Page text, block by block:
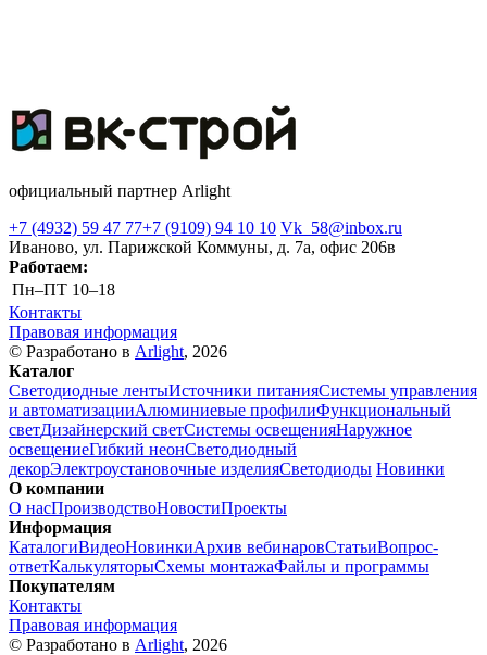
официальный партнер Arlight
+7 (4932) 59 47 77+7 (9109) 94 10 10 Vk_58@inbox.ru
Иваново, ул. Парижской Коммуны, д. 7а, офис 206в
Работаем:
Пн–ПТ 10–18
Контакты
Правовая информация
© Разработано в Arlight, 2026
Каталог
Светодиодные лентыИсточники питанияСистемы управления
и автоматизацииАлюминиевые профилиФункциональный
светДизайнерский светСистемы освещенияНаружное
освещениеГибкий неонСветодиодный
декорЭлектроустановочные изделияСветодиоды Новинки
О компании
О насПроизводствоНовостиПроекты
Информация
КаталогиВидеоНовинкиАрхив вебинаровСтатьиВопрос-
ответКалькуляторыСхемы монтажаФайлы и программы
Покупателям
Контакты
Правовая информация
© Разработано в Arlight, 2026